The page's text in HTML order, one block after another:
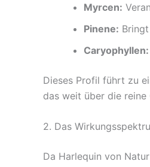
Myrcen:
Pinene:
Caryophyllen:
Dieses Profil führt zu
das weit über die reine
2. Das
Da Harlequin von